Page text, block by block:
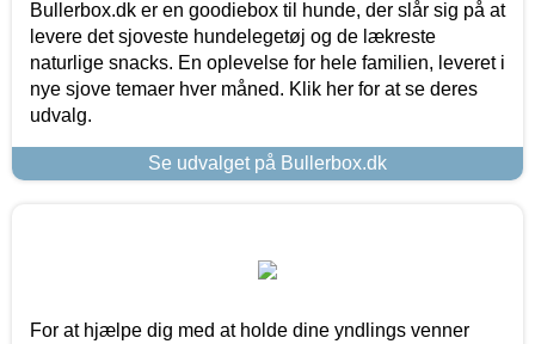
Bullerbox.dk er en goodiebox til hunde, der slår sig på at
levere det sjoveste hundelegetøj og de lækreste
naturlige snacks. En oplevelse for hele familien, leveret i
nye sjove temaer hver måned. Klik her for at se deres
udvalg.
Se udvalget på Bullerbox.dk
For at hjælpe dig med at holde dine yndlings venner